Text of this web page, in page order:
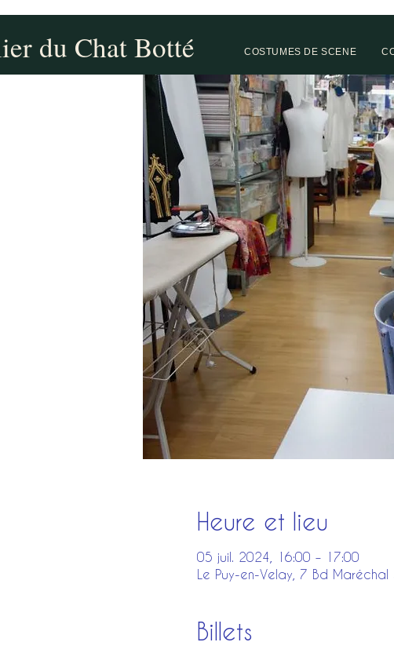
du Chat Botté COSTUMES DE SCENE
Heure et lieu
05 juil. 2024, 16:00 – 17:00
Le Puy-en-Velay, 7 Bd
Billets